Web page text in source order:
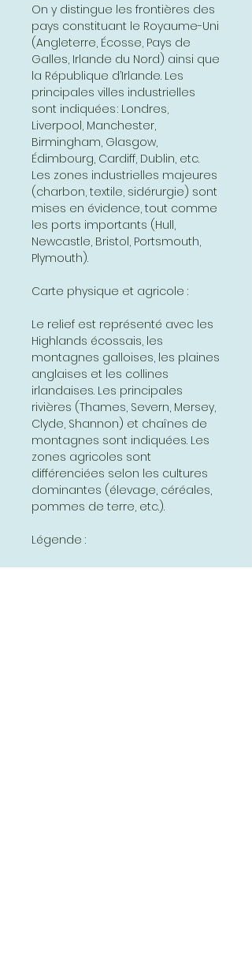
On y distingue les frontières des
pays constituant le Royaume-Uni
(Angleterre, Écosse, Pays de
Galles, Irlande du Nord) ainsi que
la République d’Irlande. Les
principales villes industrielles
sont indiquées : Londres,
Liverpool, Manchester,
Birmingham, Glasgow,
Édimbourg, Cardiff, Dublin, etc.
Les zones industrielles majeures
(charbon, textile, sidérurgie) sont
mises en évidence, tout comme
les ports importants (Hull,
Newcastle, Bristol, Portsmouth,
Plymouth).
Carte physique et agricole :
Le relief est représenté avec les
Highlands écossais, les
montagnes galloises, les plaines
anglaises et les collines
irlandaises. Les principales
rivières (Thames, Severn, Mersey,
Clyde, Shannon) et chaînes de
montagnes sont indiquées. Les
zones agricoles sont
différenciées selon les cultures
dominantes (élevage, céréales,
pommes de terre, etc.).
Légende :
- Capitales et grandes villes